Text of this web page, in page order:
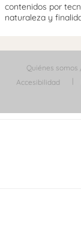
contenidos por
naturaleza y
Quiénes somos
Accesibilidad